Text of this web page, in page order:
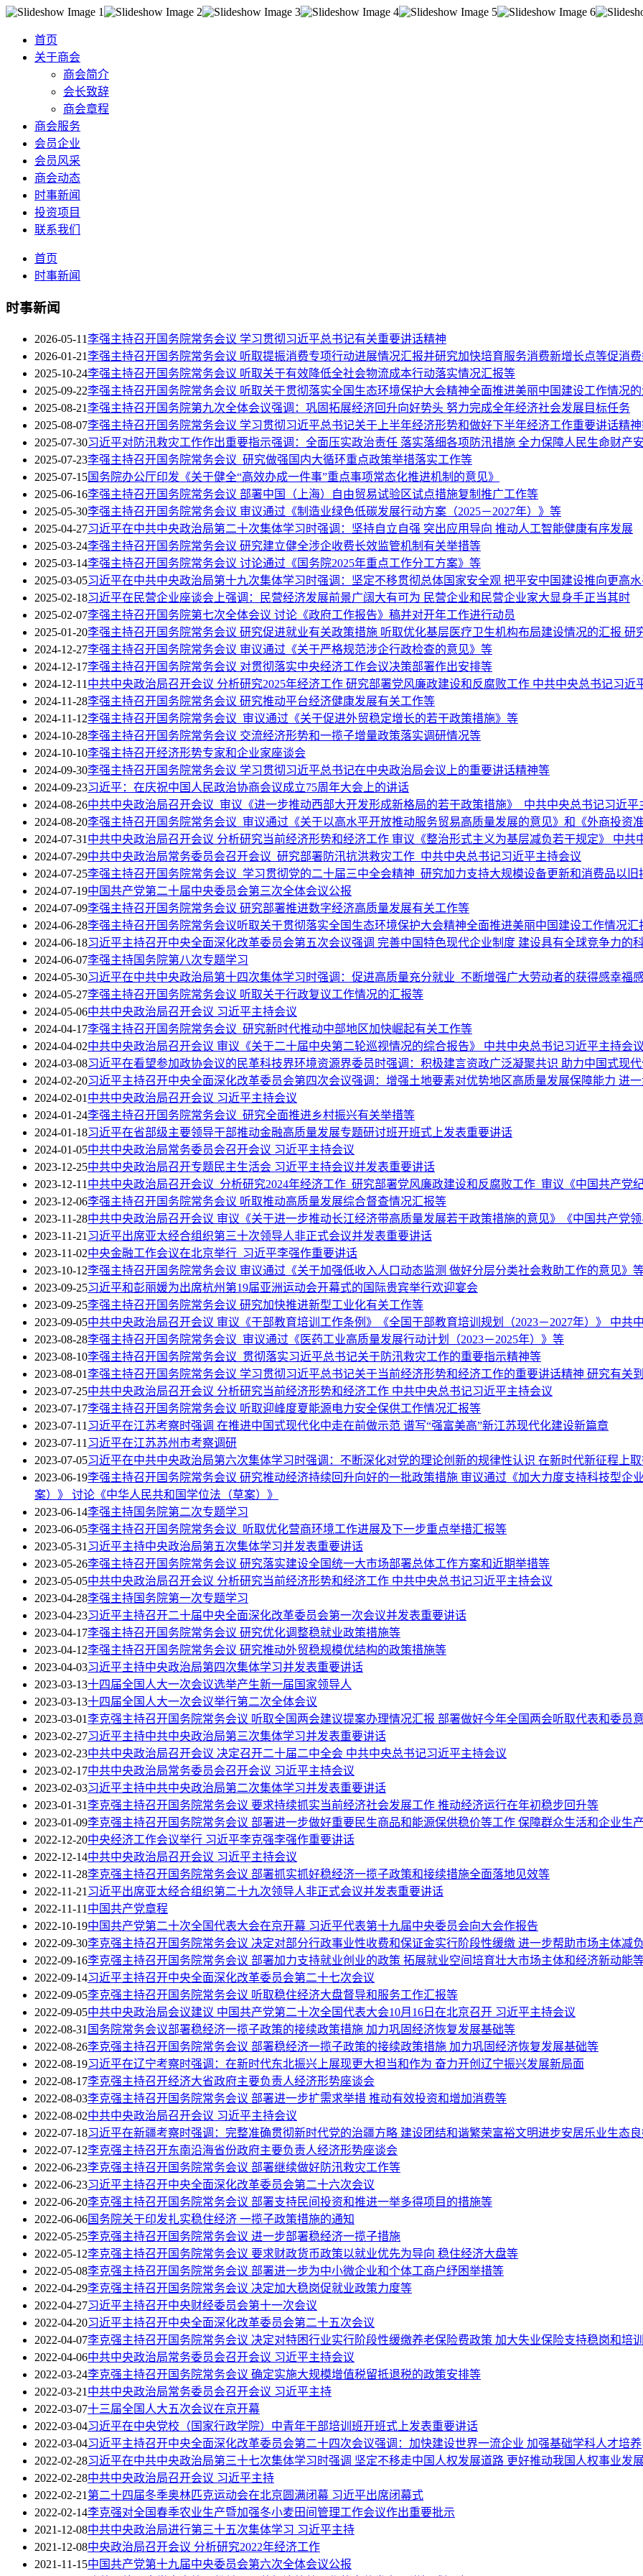
首页
关于商会
商会简介
会长致辞
商会章程
商会服务
会员企业
会员风采
商会动态
时事新闻
投资项目
联系我们
首页
时事新闻
时事新闻
2026-05-11李强主持召开国务院常务会议 学习贯彻习近平总书记有关重要讲话精神
2026-01-21李强主持召开国务院常务会议 听取提振消费专项行动进展情况汇报并研究加快培育服务消费新增长点等促消
2025-10-24李强主持召开国务院常务会议 听取关于有效降低全社会物流成本行动落实情况汇报等
2025-09-22李强主持召开国务院常务会议 听取关于贯彻落实全国生态环境保护大会精神全面推进美丽中国建设工作情况
2025-08-21李强主持召开国务院第九次全体会议强调：巩固拓展经济回升向好势头 努力完成全年经济社会发展目标任务
2025-08-07李强主持召开国务院常务会议 学习贯彻习近平总书记关于上半年经济形势和做好下半年经济工作重要讲话精
2025-07-30习近平对防汛救灾工作作出重要指示强调：全面压实政治责任 落实落细各项防汛措施 全力保障人民生命财产
2025-07-23李强主持召开国务院常务会议 研究做强国内大循环重点政策举措落实工作等
2025-07-15国务院办公厅印发《关于健全“高效办成一件事”重点事项常态化推进机制的意见》
2025-06-16李强主持召开国务院常务会议 部署中国（上海）自由贸易试验区试点措施复制推广工作等
2025-05-30李强主持召开国务院常务会议 审议通过《制造业绿色低碳发展行动方案（2025－2027年）》等
2025-04-27习近平在中共中央政治局第二十次集体学习时强调：坚持自立自强 突出应用导向 推动人工智能健康有序发展
2025-03-24李强主持召开国务院常务会议 研究建立健全涉企收费长效监管机制有关举措等
2025-03-14李强主持召开国务院常务会议 讨论通过《国务院2025年重点工作分工方案》等
2025-03-05习近平在中共中央政治局第十九次集体学习时强调：坚定不移贯彻总体国家安全观 把平安中国建设推向更高
2025-02-18习近平在民营企业座谈会上强调：民营经济发展前景广阔大有可为 民营企业和民营企业家大显身手正当其时
2025-02-07李强主持召开国务院第七次全体会议 讨论《政府工作报告》稿并对开年工作进行动员
2025-01-20李强主持召开国务院常务会议 研究促进就业有关政策措施 听取优化基层医疗卫生机构布局建设情况的汇报 研
2024-12-27李强主持召开国务院常务会议 审议通过《关于严格规范涉企行政检查的意见》等
2024-12-17李强主持召开国务院常务会议 对贯彻落实中央经济工作会议决策部署作出安排等
2024-12-11中共中央政治局召开会议 分析研究2025年经济工作 研究部署党风廉政建设和反腐败工作 中共中央总书记习近
2024-11-28李强主持召开国务院常务会议 研究推动平台经济健康发展有关工作等
2024-11-12李强主持召开国务院常务会议 审议通过《关于促进外贸稳定增长的若干政策措施》等
2024-10-28李强主持召开国务院常务会议 交流经济形势和一揽子增量政策落实调研情况等
2024-10-10李强主持召开经济形势专家和企业家座谈会
2024-09-30李强主持召开国务院常务会议 学习贯彻习近平总书记在中央政治局会议上的重要讲话精神等
2024-09-23习近平：在庆祝中国人民政治协商会议成立75周年大会上的讲话
2024-08-26中共中央政治局召开会议 审议《进一步推动西部大开发形成新格局的若干政策措施》 中共中央总书记习近平
2024-08-20李强主持召开国务院常务会议 审议通过《关于以高水平开放推动服务贸易高质量发展的意见》和《外商投资
2024-07-31中共中央政治局召开会议 分析研究当前经济形势和经济工作 审议《整治形式主义为基层减负若干规定》 中共
2024-07-29中共中央政治局常务委员会召开会议 研究部署防汛抗洪救灾工作 中共中央总书记习近平主持会议
2024-07-25李强主持召开国务院常务会议 学习贯彻党的二十届三中全会精神 研究加力支持大规模设备更新和消费品以
2024-07-19中国共产党第二十届中央委员会第三次全体会议公报
2024-07-09李强主持召开国务院常务会议 研究部署推进数字经济高质量发展有关工作等
2024-06-28李强主持召开国务院常务会议听取关于贯彻落实全国生态环境保护大会精神全面推进美丽中国建设工作情况汇
2024-06-18习近平主持召开中央全面深化改革委员会第五次会议强调 完善中国特色现代企业制度 建设具有全球竞争力的
2024-06-07李强主持国务院第八次专题学习
2024-05-30习近平在中共中央政治局第十四次集体学习时强调：促进高质量充分就业 不断增强广大劳动者的获得感幸福
2024-05-27李强主持召开国务院常务会议 听取关于行政复议工作情况的汇报等
2024-05-06中共中央政治局召开会议 习近平主持会议
2024-04-17李强主持召开国务院常务会议 研究新时代推动中部地区加快崛起有关工作等
2024-04-02中共中央政治局召开会议 审议《关于二十届中央第二轮巡视情况的综合报告》 中共中央总书记习近平主持会议
2024-03-08习近平在看望参加政协会议的民革科技界环境资源界委员时强调：积极建言资政广泛凝聚共识 助力中国式现
2024-02-20习近平主持召开中央全面深化改革委员会第四次会议强调：增强土地要素对优势地区高质量发展保障能力 进
2024-02-01中共中央政治局召开会议 习近平主持会议
2024-01-24李强主持召开国务院常务会议 研究全面推进乡村振兴有关举措等
2024-01-18习近平在省部级主要领导干部推动金融高质量发展专题研讨班开班式上发表重要讲话
2024-01-05中共中央政治局常务委员会召开会议 习近平主持会议
2023-12-25中共中央政治局召开专题民主生活会 习近平主持会议并发表重要讲话
2023-12-11中共中央政治局召开会议 分析研究2024年经济工作 研究部署党风廉政建设和反腐败工作 审议《中国共产党
2023-12-06李强主持召开国务院常务会议 听取推动高质量发展综合督查情况汇报等
2023-11-28中共中央政治局召开会议 审议《关于进一步推动长江经济带高质量发展若干政策措施的意见》《中国共产党
2023-11-21习近平出席亚太经合组织第三十次领导人非正式会议并发表重要讲话
2023-11-02中央金融工作会议在北京举行 习近平李强作重要讲话
2023-10-12李强主持召开国务院常务会议 审议通过《关于加强低收入人口动态监测 做好分层分类社会救助工作的意见》
2023-09-25习近平和彭丽媛为出席杭州第19届亚洲运动会开幕式的国际贵宾举行欢迎宴会
2023-09-25李强主持召开国务院常务会议 研究加快推进新型工业化有关工作等
2023-09-05中共中央政治局召开会议 审议《干部教育培训工作条例》《全国干部教育培训规划（2023－2027年）》 中共
2023-08-28李强主持召开国务院常务会议 审议通过《医药工业高质量发展行动计划（2023－2025年）》等
2023-08-10李强主持召开国务院常务会议 贯彻落实习近平总书记关于防汛救灾工作的重要指示精神等
2023-08-01李强主持召开国务院常务会议 学习贯彻习近平总书记关于当前经济形势和经济工作的重要讲话精神 研究有关
2023-07-25中共中央政治局召开会议 分析研究当前经济形势和经济工作 中共中央总书记习近平主持会议
2023-07-17李强主持召开国务院常务会议 听取迎峰度夏能源电力安全保供工作情况汇报等
2023-07-11习近平在江苏考察时强调 在推进中国式现代化中走在前做示范 谱写“强富美高”新江苏现代化建设新篇章
2023-07-11习近平在江苏苏州市考察调研
2023-07-05习近平在中共中央政治局第六次集体学习时强调：不断深化对党的理论创新的规律性认识 在新时代新征程上
2023-06-19李强主持召开国务院常务会议 研究推动经济持续回升向好的一批政策措施 审议通过《加大力度支持科技型企
案）》 讨论《中华人民共和国学位法（草案）》
2023-06-14李强主持国务院第二次专题学习
2023-06-05李强主持召开国务院常务会议 听取优化营商环境工作进展及下一步重点举措汇报等
2023-05-31习近平主持中央政治局第五次集体学习并发表重要讲话
2023-05-26李强主持召开国务院常务会议 研究落实建设全国统一大市场部署总体工作方案和近期举措等
2023-05-05中共中央政治局召开会议 分析研究当前经济形势和经济工作 中共中央总书记习近平主持会议
2023-04-28李强主持国务院第一次专题学习
2023-04-23习近平主持召开二十届中央全面深化改革委员会第一次会议并发表重要讲话
2023-04-17李强主持召开国务院常务会议 研究优化调整稳就业政策措施等
2023-04-12李强主持召开国务院常务会议 研究推动外贸稳规模优结构的政策措施等
2023-04-03习近平主持中央政治局第四次集体学习并发表重要讲话
2023-03-13十四届全国人大一次会议选举产生新一届国家领导人
2023-03-13十四届全国人大一次会议举行第二次全体会议
2023-03-01李克强主持召开国务院常务会议 听取全国两会建议提案办理情况汇报 部署做好今年全国两会听取代表和委员
2023-02-27习近平主持中共中央政治局第三次集体学习并发表重要讲话
2023-02-23中共中央政治局召开会议 决定召开二十届二中全会 中共中央总书记习近平主持会议
2023-02-17中共中央政治局常务委员会召开会议 习近平主持会议
2023-02-03习近平主持中共中央政治局第二次集体学习并发表重要讲话
2023-01-31李克强主持召开国务院常务会议 要求持续抓实当前经济社会发展工作 推动经济运行在年初稳步回升等
2023-01-09李克强主持召开国务院常务会议 部署进一步做好重要民生商品和能源保供稳价等工作 保障群众生活和企业生
2022-12-20中央经济工作会议举行 习近平李克强李强作重要讲话
2022-12-14中共中央政治局召开会议 习近平主持会议
2022-11-28李克强主持召开国务院常务会议 部署抓实抓好稳经济一揽子政策和接续措施全面落地见效等
2022-11-21习近平出席亚太经合组织第二十九次领导人非正式会议并发表重要讲话
2022-11-11中国共产党章程
2022-10-19中国共产党第二十次全国代表大会在京开幕 习近平代表第十九届中央委员会向大会作报告
2022-09-30李克强主持召开国务院常务会议 决定对部分行政事业性收费和保证金实行阶段性缓缴 进一步帮助市场主体减
2022-09-16李克强主持召开国务院常务会议 部署加力支持就业创业的政策 拓展就业空间培育壮大市场主体和经济新动能
2022-09-14习近平主持召开中央全面深化改革委员会第二十七次会议
2022-09-05李克强主持召开国务院常务会议 听取稳住经济大盘督导和服务工作汇报等
2022-09-05中共中央政治局会议建议 中国共产党第二十次全国代表大会10月16日在北京召开 习近平主持会议
2022-08-31 国务院常务会议部署稳经济一揽子政策的接续政策措施 加力巩固经济恢复发展基础等
2022-08-26李克强主持召开国务院常务会议 部署稳经济一揽子政策的接续政策措施 加力巩固经济恢复发展基础等
2022-08-19习近平在辽宁考察时强调：在新时代东北振兴上展现更大担当和作为 奋力开创辽宁振兴发展新局面
2022-08-17李克强主持召开经济大省政府主要负责人经济形势座谈会
2022-08-03李克强主持召开国务院常务会议 部署进一步扩需求举措 推动有效投资和增加消费等
2022-08-02中共中央政治局召开会议 习近平主持会议
2022-07-18习近平在新疆考察时强调：完整准确贯彻新时代党的治疆方略 建设团结和谐繁荣富裕文明进步安居乐业生态
2022-07-12李克强主持召开东南沿海省份政府主要负责人经济形势座谈会
2022-06-23李克强主持召开国务院常务会议 部署继续做好防汛救灾工作等
2022-06-23习近平主持召开中央全面深化改革委员会第二十六次会议
2022-06-20李克强主持召开国务院常务会议 部署支持民间投资和推进一举多得项目的措施等
2022-06-06国务院关于印发扎实稳住经济 一揽子政策措施的通知
2022-05-25李克强主持召开国务院常务会议 进一步部署稳经济一揽子措施
2022-05-12李克强主持召开国务院常务会议 要求财政货币政策以就业优先为导向 稳住经济大盘等
2022-05-08李克强主持召开国务院常务会议 部署进一步为中小微企业和个体工商户纾困举措等
2022-04-29李克强主持召开国务院常务会议 决定加大稳岗促就业政策力度等
2022-04-27习近平主持召开中央财经委员会第十一次会议
2022-04-20习近平主持召开中央全面深化改革委员会第二十五次会议
2022-04-07李克强主持召开国务院常务会议 决定对特困行业实行阶段性缓缴养老保险费政策 加大失业保险支持稳岗和培
2022-04-06中共中央政治局常务委员会召开会议 习近平主持会议
2022-03-24李克强主持召开国务院常务会议 确定实施大规模增值税留抵退税的政策安排等
2022-03-21中共中央政治局常务委员会召开会议 习近平主持
2022-03-07十三届全国人大五次会议在京开幕
2022-03-04习近平在中央党校（国家行政学院）中青年干部培训班开班式上发表重要讲话
2022-03-04习近平主持召开中央全面深化改革委员会第二十四次会议强调：加快建设世界一流企业 加强基础学科人才培养
2022-02-28习近平在中共中央政治局第三十七次集体学习时强调 坚定不移走中国人权发展道路 更好推动我国人权事业发
2022-02-28中共中央政治局召开会议 习近平主持
2022-02-21第二十四届冬季奥林匹克运动会在北京圆满闭幕 习近平出席闭幕式
2022-02-14李克强对全国春季农业生产暨加强冬小麦田间管理工作会议作出重要批示
2021-12-08中共中央政治局进行第三十五次集体学习 习近平主持
2021-12-08中央政治局召开会议 分析研究2022年经济工作
2021-11-15中国共产党第十九届中央委员会第六次全体会议公报